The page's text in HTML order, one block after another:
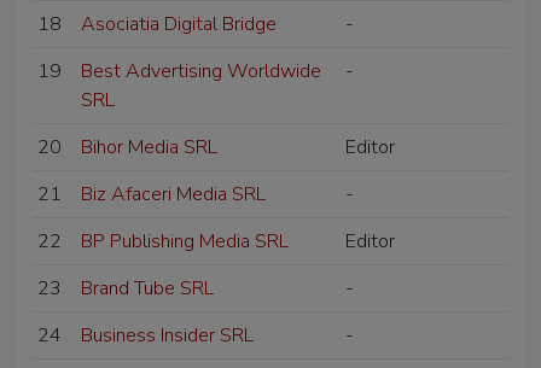
18 Asociatia Digital Bridge
-
19
Best Advertising Worldwide
SRL
-
20 Bihor Media SRL
Editor
21
Biz Afaceri Media SRL
-
22
BP Publishing Media SRL
Editor
23
Brand Tube SRL
-
24
Business Insider SRL
-